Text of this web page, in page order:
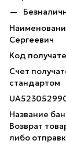
Сергеевич
Код
Счет
стандартом
Название
Возврат
либо